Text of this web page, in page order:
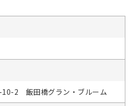
10-2 飯田橋グラン・ブルーム